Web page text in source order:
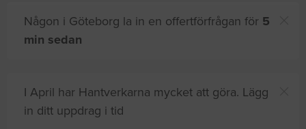
Någon i Göteborg la in en offertförfrågan för 5
min sedan
I April har Hantverkarna mycket att göra. Lägg
in ditt uppdrag i tid